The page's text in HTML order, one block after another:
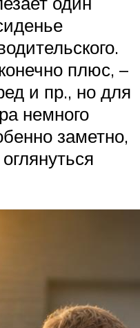
плюс, –
и пр., но для
немного
заметно,